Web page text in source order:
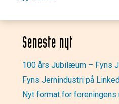
Seneste nyt
100 års Jubilæum – Fyns
Fyns Jernindustri på
Nyt format for foreningens